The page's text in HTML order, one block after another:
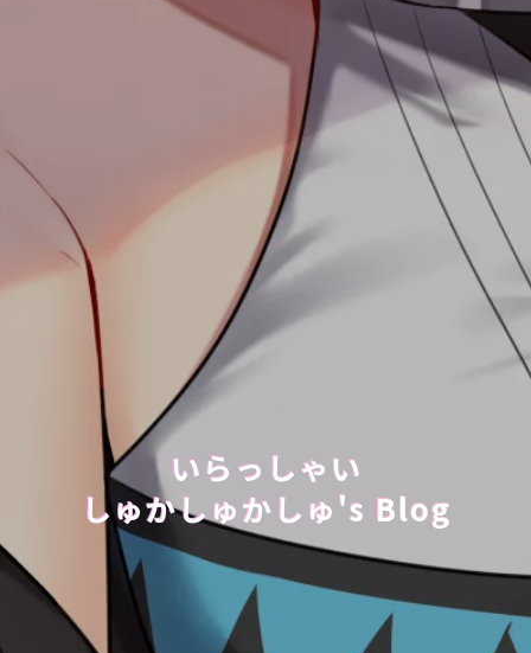
いらっしゃい
しゅかしゅかしゅ's Blog